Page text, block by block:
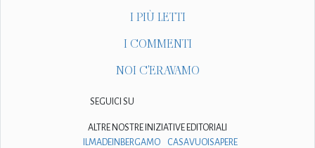
I PIÙ LETTI
I COMMENTI
NOI C'ERAVAMO
SEGUICI SU
ALTRE NOSTRE INIZIATIVE EDITORIALI
ILMADEINBERGAMO
CASAVUOISAPERE